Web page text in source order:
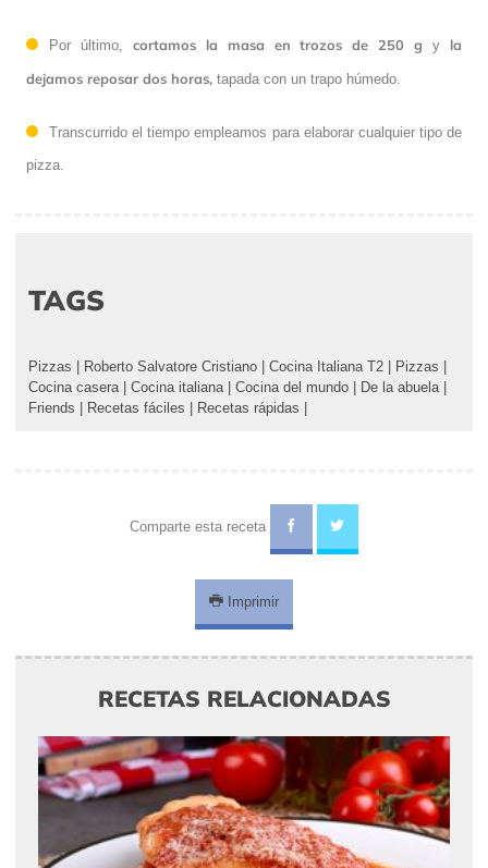
Por último, cortamos la masa en trozos de 250 gy la
dejamos reposar dos horas, tapada con un trapo húmedo.
Transcurrido el tiempo empleamos para elaborar cualquier tipo de
pizza.
TAGS
Pizzas Roberto Salvatore Cristiano Cocina Italiana T2 Pizzas
Cocina casera
Cocina italiana Cocina del mundo De la abuela
Friends
Recetas fáciles Recetas rápidas
Comparte esta receta
Imprimir
RECETAS RELACIONADAS